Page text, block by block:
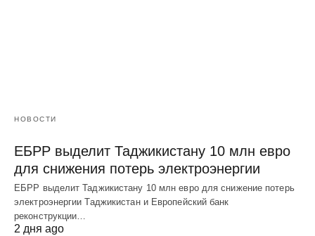
НОВОСТИ
ЕБРР выделит Таджикистану 10 млн евро
для снижения потерь электроэнергии
ЕБРР выделит Таджикистану 10 млн евро для снижение потерь
электроэнергии Таджикистан и Европейский банк
реконструкции…
2 дня ago